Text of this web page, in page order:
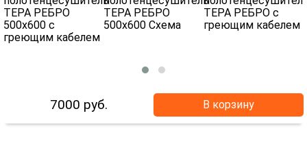
7000 руб. В корзину